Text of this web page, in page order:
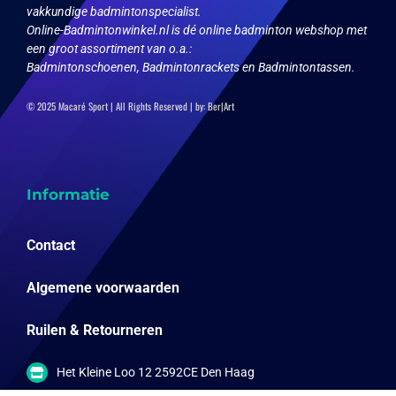
vakkundige badmintonspecialist.
Online-Badmintonwinkel.nl is dé online badminton webshop met
een groot assortiment van o.a.:
Badmintonschoenen, Badmintonrackets en Badmintontassen.
© 2025 Macaré Sport | All Rights Reserved | by:Ber|Art
Informatie
Contact
Algemene voorwaarden
Ruilen & Retourneren
Het Kleine Loo 12 2592CE Den Haag